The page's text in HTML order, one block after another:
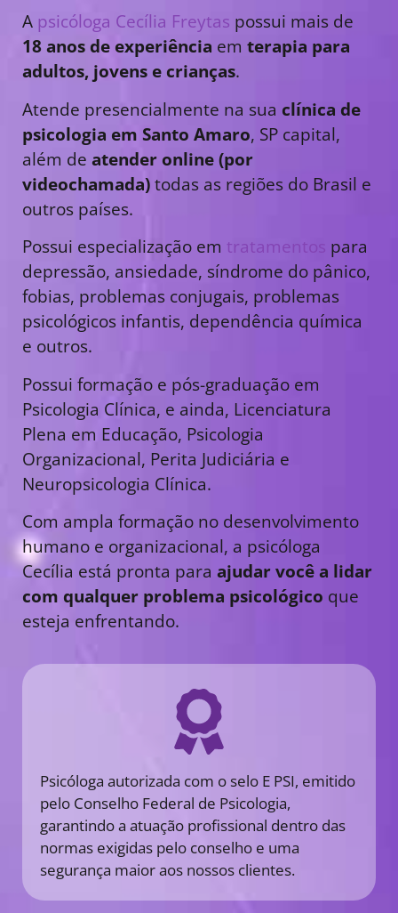
A psicóloga Cecília Freytas possui mais de
18 anos de experiência em terapia para
adultos, jovens e crianças.
Atende presencialmente na sua clínica de
psicologia em Santo Amaro, SP capital,
além de atender online (por
videochamada)todas as regiões do Brasil e
outros países.
Possui especialização em tratamentos para
depressão, ansiedade, síndrome do pânico,
fobias, problemas conjugais, problemas
psicológicos infantis, dependência química
e outros.
Possui formação e pós-graduação em
Psicologia Clínica, e ainda, Licenciatura
Plena em Educação, Psicologia
Organizacional, Perita Judiciária e
Neuropsicologia Clínica.
Com ampla formação no desenvolvimento
humano e organizacional, a psicóloga
Cecília está pronta para ajudar você a lidar
com qualquer problema psicológico que
esteja enfrentando.
Psicóloga autorizada com o selo E PSI, emitido
pelo Conselho Federal de Psicologia,
garantindo a atuação profissional dentro das
normas exigidas pelo conselho e uma
segurança maior aos nossos clientes.